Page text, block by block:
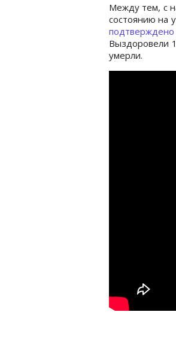
Между тем, с
состоянию на
подтверждено
Выздоровели
умерли.